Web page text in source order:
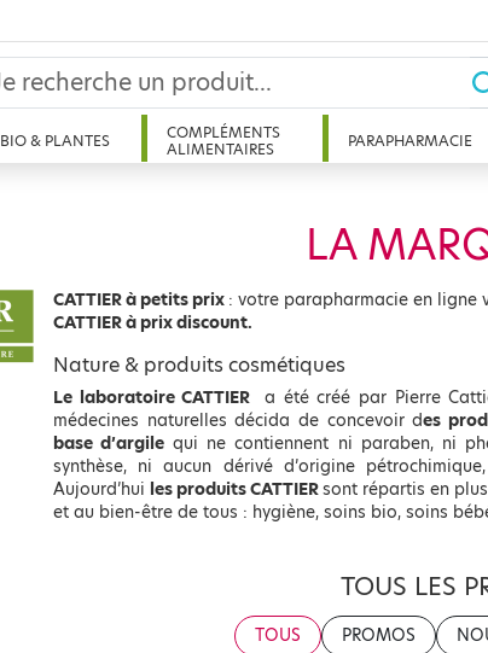
BIO & PLANTES
COMPLÉMENTS
ALIMENTAIRES
PARAPHARMACIE
LA
CATTIER à petits prix : votre parapharmacie en ligne
CATTIER à prix discount.
Nature & produits cosmétiques
Le laboratoire CATTIER
a été créé par Pierre
médecines naturelles décida de concevoir des
base d’argile qui ne contiennent ni paraben, ni
synthèse, ni aucun dérivé d’origine
Aujourd’hui les produits CATTIERsont répartis en
et au bien-être de tous : hygiène, soins bio, soins
TOUS LES
TOUS PROMOS